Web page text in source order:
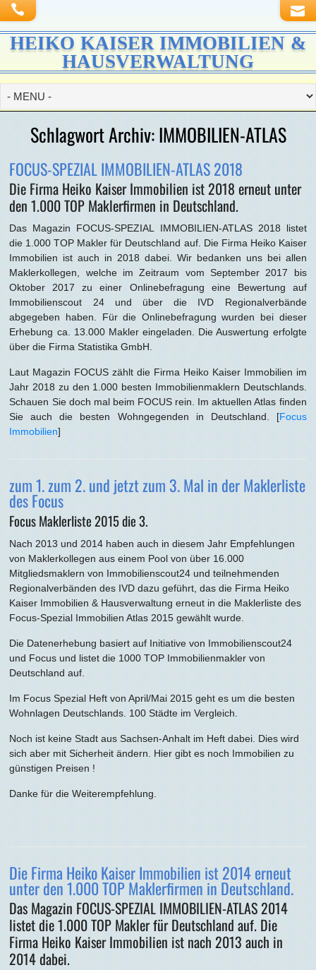
HEIKO KAISER IMMOBILIEN &
HAUSVERWALTUNG
Schlagwort Archiv:IMMOBILIEN-ATLAS
FOCUS-SPEZIAL IMMOBILIEN-ATLAS 2018
Die Firma Heiko Kaiser Immobilien ist 2018 erneut unter
den 1.000 TOP Maklerfirmen in Deutschland.
Das Magazin FOCUS-SPEZIAL IMMOBILIEN-ATLAS 2018 listet
die 1.000 TOP Makler für Deutschland auf. Die Firma Heiko Kaiser
Immobilien ist auch in 2018 dabei. Wir bedanken uns bei allen
Maklerkollegen, welche im Zeitraum vom September 2017 bis
Oktober 2017 zu einer Onlinebefragung eine Bewertung auf
Immobilienscout 24 und über die IVD Regionalverbände
abgegeben haben. Für die Onlinebefragung wurden bei dieser
Erhebung ca. 13.000 Makler eingeladen. Die Auswertung erfolgte
über die Firma Statistika GmbH.
Laut Magazin FOCUS zählt die Firma Heiko Kaiser Immobilien im
Jahr 2018 zu den 1.000 besten Immobilienmaklern Deutschlands.
Schauen Sie doch mal beim FOCUS rein. Im aktuellen Atlas finden
Sie auch die besten Wohngegenden in Deutschland. [Focus
Immobilien]
zum 1. zum 2. und jetzt zum 3. Mal in der Maklerliste
des Focus
Focus Maklerliste 2015 die 3.
Nach 2013 und 2014 haben auch in diesem Jahr Empfehlungen
von Maklerkollegen aus einem Pool von über 16.000
Mitgliedsmaklern von Immobilienscout24 und teilnehmenden
Regionalverbänden des IVD dazu geführt, das die Firma Heiko
Kaiser Immobilien & Hausverwaltung erneut in die Maklerliste des
Focus-Spezial Immobilien Atlas 2015 gewählt wurde.
Die Datenerhebung basiert auf Initiative von Immobilienscout24
und Focus und listet die 1000 TOP Immobilienmakler von
Deutschland auf.
Im Focus Spezial Heft von April/Mai 2015 geht es um die besten
Wohnlagen Deutschlands. 100 Städte im Vergleich.
Noch ist keine Stadt aus Sachsen-Anhalt im Heft dabei. Dies wird
sich aber mit Sicherheit ändern. Hier gibt es noch Immobilien zu
günstigen Preisen !
Danke für die Weiterempfehlung.
Die Firma Heiko Kaiser Immobilien ist 2014 erneut
unter den 1.000 TOP Maklerfirmen in Deutschland.
Das Magazin FOCUS-SPEZIAL IMMOBILIEN-ATLAS 2014
listet die 1.000 TOP Makler für Deutschland auf. Die
Firma Heiko Kaiser Immobilien ist nach 2013 auch in
2014 dabei.